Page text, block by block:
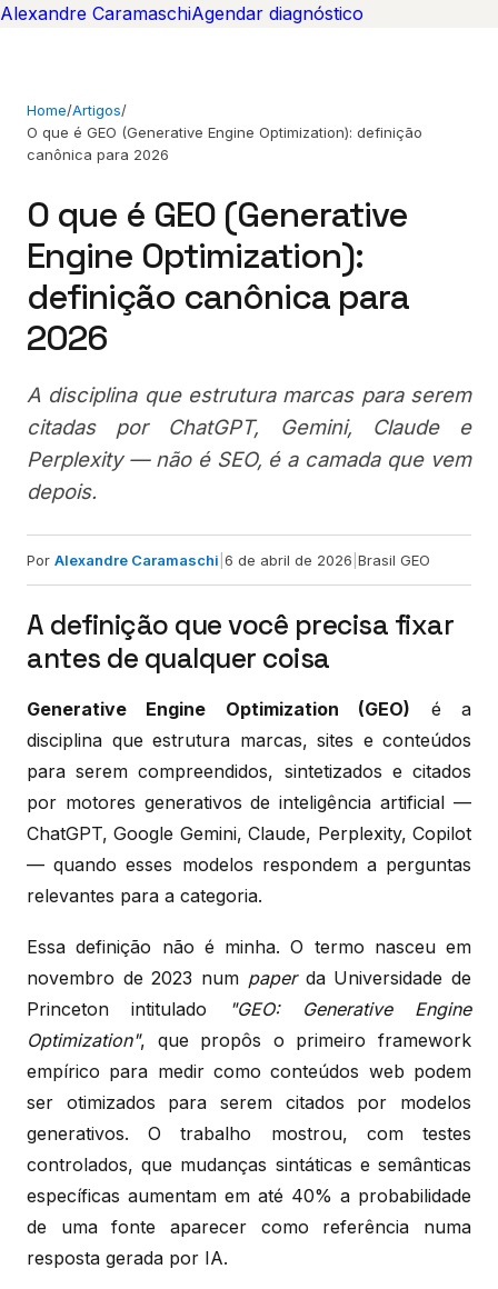
Alexandre CaramaschiAgendar diagnóstico
Home/Artigos/
O que é GEO (Generative Engine Optimization): definição
canônica para 2026
O que é GEO (Generative
Engine Optimization):
definição canônica para
2026
A disciplina que estrutura marcas para serem
citadas por ChatGPT, Gemini, Claude e
Perplexity — não é SEO, é a camada que vem
depois.
Por Alexandre Caramaschi 6 de abril de 2026 Brasil GEO
A definição que você precisa fixar
antes de qualquer coisa
Generative Engine Optimization (GEO) é a
disciplina que estrutura marcas, sites e conteúdos
para serem compreendidos, sintetizados e citados
por motores generativos de inteligência artificial —
ChatGPT, Google Gemini, Claude, Perplexity, Copilot
— quando esses modelos respondem a perguntas
relevantes para a categoria.
Essa definição não é minha. O termo nasceu em
novembro de 2023 num paperda Universidade de
Princeton intitulado
"GEO: Generative Engine
Optimization", que propôs o primeiro framework
empírico para medir como conteúdos web podem
ser otimizados para serem citados por modelos
generativos. O trabalho mostrou, com testes
controlados, que mudanças sintáticas e semânticas
específicas aumentam em até 40% a probabilidade
de uma fonte aparecer como referência numa
resposta gerada por IA.